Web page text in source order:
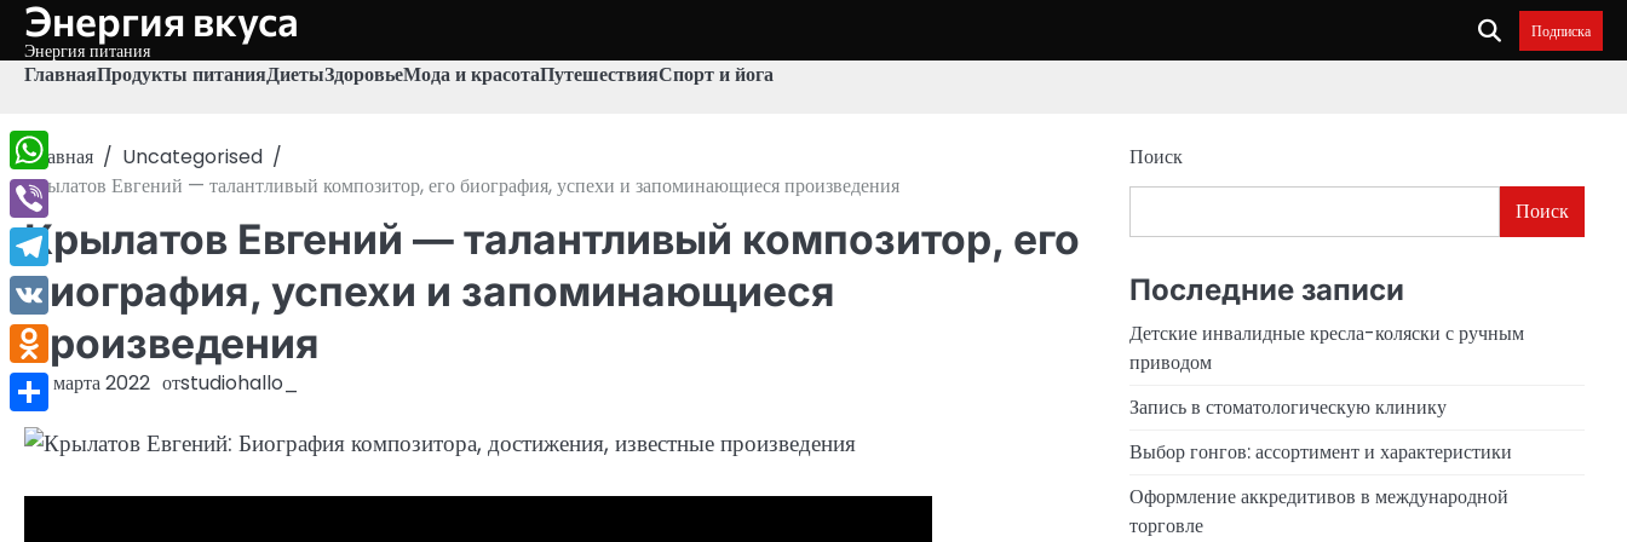
Перейти
содержимому
Энергия вкуса
Энергия питания
Подписка
ГлавнаяПродукты питанияДиетыЗдоровьеМода и красотаПутешествияСпорт и йога
Главная
Uncategorised
Крылатов Евгений — талантливый композитор, его биография, успехи и запоминающиеся произведения
Крылатов Евгений — талантливый композитор, его
биография, успехи и запоминающиеся
произведения
24 марта 2022 отstudiohallo_
Поиск
Поиск
Последние записи
Детские инвалидные кресла-коляски с ручным
приводом
Запись в стоматологическую клинику
Выбор гонгов: ассортимент и характеристики
Оформление аккредитивов в международной
торговле
WhatsApp
Viber
Telegram
VK
Odnoklassniki
Отправить